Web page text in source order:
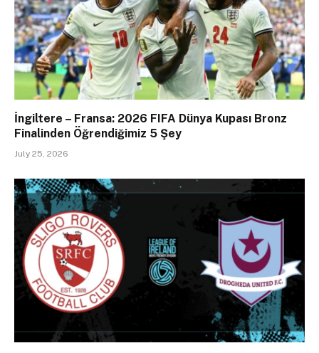
İngiltere – Fransa: 2026 FIFA Dünya Kupası Bronz
Finalinden Öğrendiğimiz 5 Şey
July 25, 2026